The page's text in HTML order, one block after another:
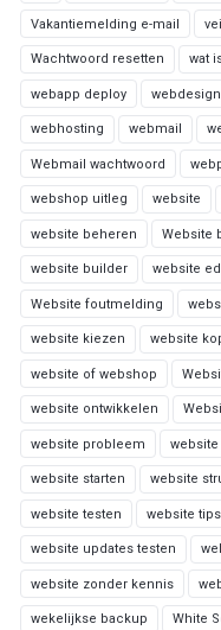
Vakantiemelding e-mail
Wachtwoord resetten wat
webapp deploy
webhosting webmail
Webmail wachtwoord
webshop uitleg website
website beheren Website
website builder website
Website foutmelding
website kiezen website
website of webshop
website ontwikkelen
website probleem
website starten website
website testen website tips
website updates testen
website zonder kennis
wekelijkse backup White